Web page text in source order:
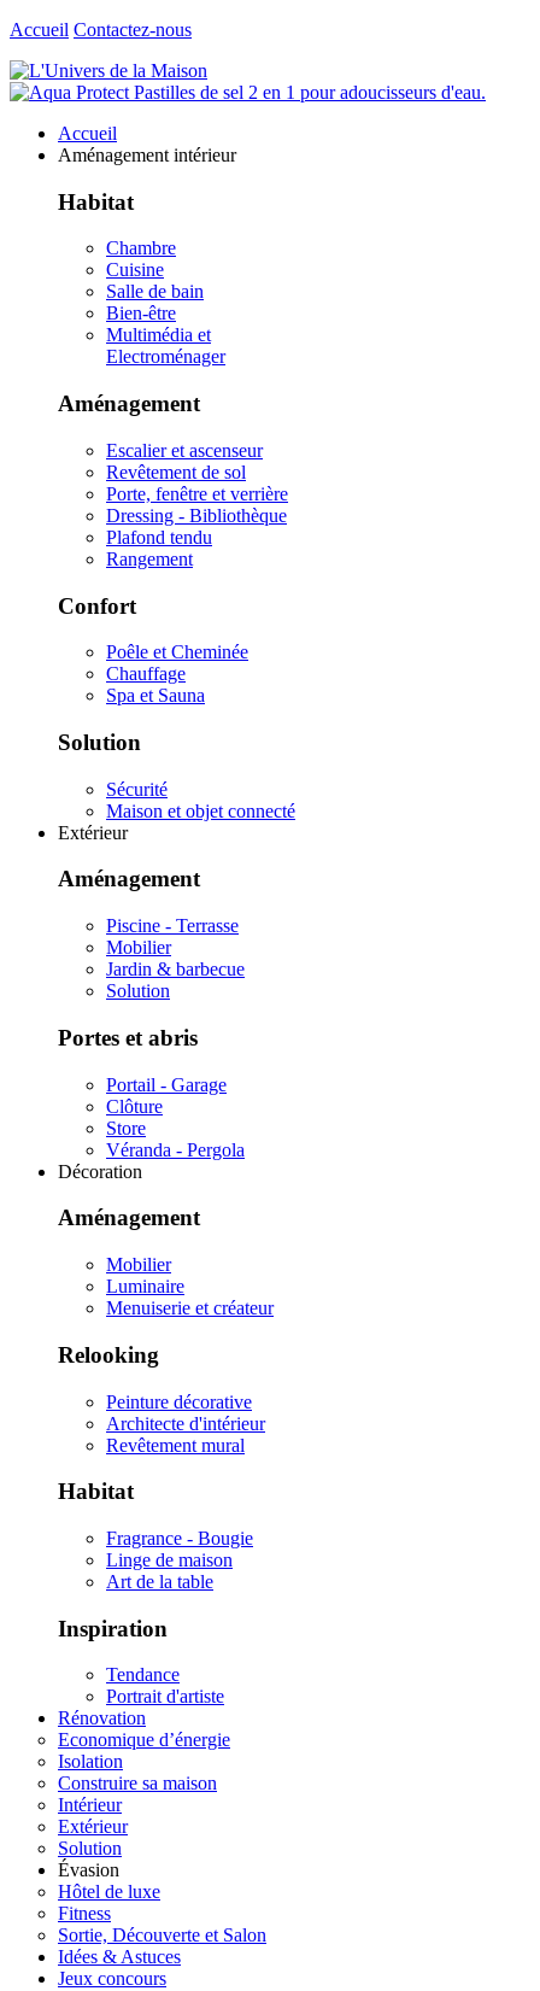
Accueil Contactez-nous
Accueil
Aménagement intérieur
Habitat
Chambre
Cuisine
Salle de bain
Bien-être
Multimédia et
Electroménager
Aménagement
Escalier et ascenseur
Revêtement de sol
Porte, fenêtre et verrière
Dressing - Bibliothèque
Plafond tendu
Rangement
Confort
Poêle et Cheminée
Chauffage
Spa et Sauna
Solution
Sécurité
Maison et objet connecté
Extérieur
Aménagement
Piscine - Terrasse
Mobilier
Jardin & barbecue
Solution
Portes et abris
Portail - Garage
Clôture
Store
Véranda - Pergola
Décoration
Aménagement
Mobilier
Luminaire
Menuiserie et créateur
Relooking
Peinture décorative
Architecte d'intérieur
Revêtement mural
Habitat
Fragrance - Bougie
Linge de maison
Art de la table
Inspiration
Tendance
Portrait d'artiste
Rénovation
Economique d’énergie
Isolation
Construire sa maison
Intérieur
Extérieur
Solution
Évasion
Hôtel de luxe
Fitness
Sortie, Découverte et Salon
Idées & Astuces
Jeux concours